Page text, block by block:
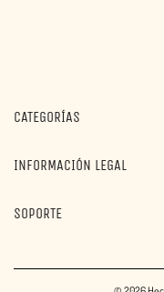
CATEGORÍAS
INFORMACIÓN LEGAL
SOPORTE